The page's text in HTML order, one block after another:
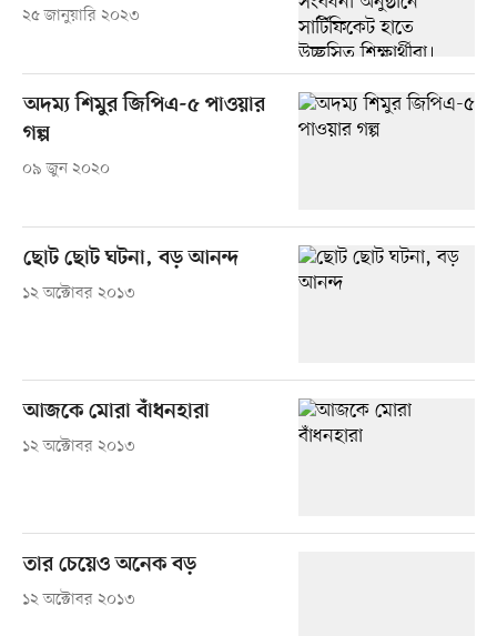
২৫ জানুয়ারি ২০২৩
অদম্য শিমুর জিপিএ-৫ পাওয়ার
গল্প
০৯ জুন ২০২০
ছোট ছোট ঘটনা, বড় আনন্দ
১২ অক্টোবর ২০১৩
আজকে মোরা বাঁধনহারা
১২ অক্টোবর ২০১৩
তার চেয়েও অনেক বড়
১২ অক্টোবর ২০১৩